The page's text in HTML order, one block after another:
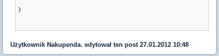
}
Użytkownik Nakupenda. edytował ten post 27.01.2012 10:48